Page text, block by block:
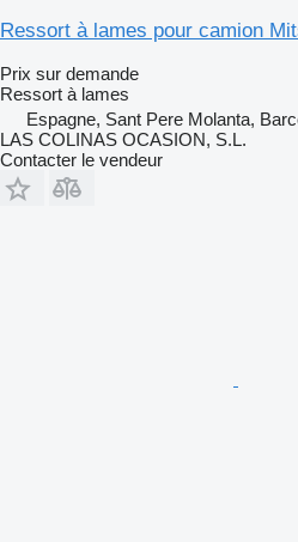
Ressort à lames pour camion
Prix sur demande
Ressort à lames
Espagne, Sant Pere Molanta,
LAS COLINAS OCASION, S.L.
Contacter le vendeur